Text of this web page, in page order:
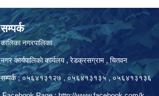
सम्पर्क
कालिका नगरपालिका
नगर कार्यपालिकाे कार्यलय‍ , रेडक्रसग्राम , चितवन
सम्पर्क ; ०५६४१३१२७ , ०५६४१३१३५ , ०५६४१३१३६